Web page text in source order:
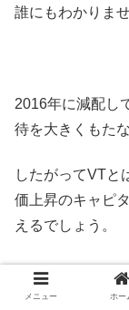
誰にもわかりませ
2016年に減配し
待を大きくもた
したがってVTと
価上昇のキャピ
えるでしょう。
メニュー ホー